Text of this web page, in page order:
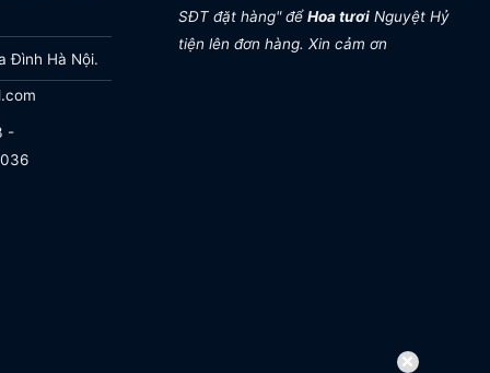
Đình Hà Nội.
-
SĐT đặt hàng" đểHoa tươiNguyệt Hỷ
tiện lên đơn hàng. Xin cảm ơn